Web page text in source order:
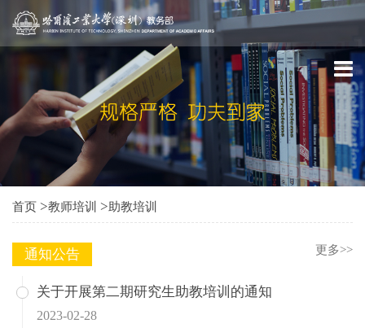
首页 >教师培训 >助教培训
通知公告 更多>>
关于开展第二期研究生助教培训的通知
2023-02-28